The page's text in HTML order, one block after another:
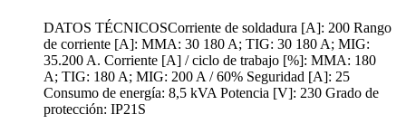
DATOS TÉCNICOSCorriente de soldadura [A]: 200 Rango
de corriente [A]: MMA: 30 180 A; TIG: 30 180 A; MIG:
35.200 A. Corriente [A] / ciclo de trabajo [%]: MMA: 180
A; TIG: 180 A; MIG: 200 A / 60% Seguridad [A]: 25
Consumo de energía: 8,5 kVA Potencia [V]: 230 Grado de
protección: IP21S